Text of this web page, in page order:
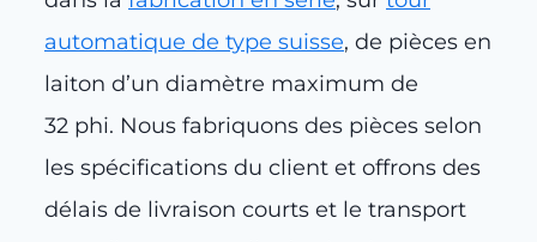
automatique de type suisse, de pièces en
laiton d’un diamètre maximum de
32 phi. Nous fabriquons des pièces selon
les spécifications du client et offrons des
délais de livraison courts et le transport